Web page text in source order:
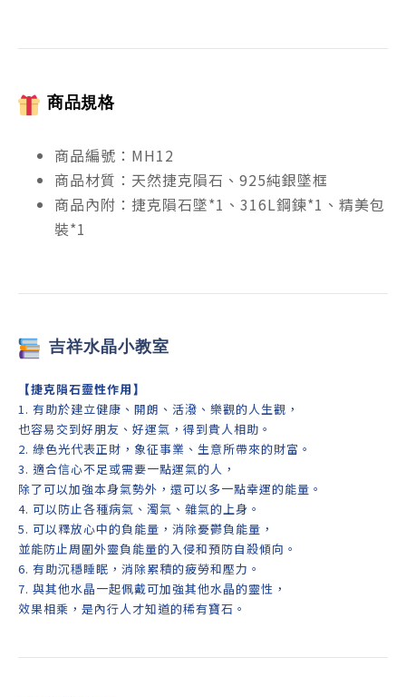
商品規格
商品編號：MH12
商品材質：天然捷克隕石、925純銀墜框
商品內附：捷克隕石墜*1、316L鋼鍊*1、精美包
裝*1
吉祥水晶小教室
【捷克隕石靈性作用】
1. 有助於建立健康、開朗、活潑、樂觀的人生觀，
也容易交到好朋友、好運氣，得到貴人相助。
2. 綠色光代表正財，象征事業、生意所帶來的財富。
3. 適合信心不足或需要一點運氣的人，
除了可以加強本身氣勢外，還可以多一點幸運的能量。
4. 可以防止各種病氣、濁氣、雜氣的上身。
5. 可以釋放心中的負能量，消除憂鬱負能量，
並能防止周圍外靈負能量的入侵和預防自殺傾向。
6. 有助沉穩睡眠，消除累積的疲勞和壓力。
7. 與其他水晶一起佩戴可加強其他水晶的靈性，
效果相乘，是內行人才知道的稀有寶石。